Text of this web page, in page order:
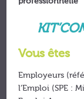
Vous êtes
Employeurs
l’Emploi (SPE :